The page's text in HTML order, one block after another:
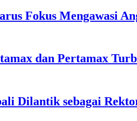
Fokus Mengawasi
dan Pertamax
Dilantik sebagai